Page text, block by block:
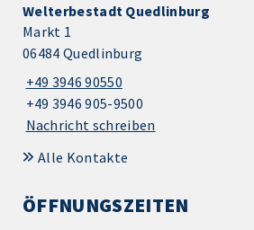
Welterbestadt Quedlinburg
Markt 1
06484 Quedlinburg
+49 3946 90550
+49 3946 905-9500
Nachricht schreiben
Alle Kontakte
ÖFFNUNGSZEITEN